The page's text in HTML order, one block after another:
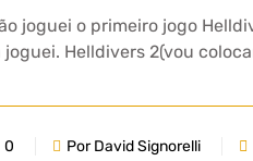
joguei o primeiro jogo
Helldivers 2(vou
0 Por David Signorelli